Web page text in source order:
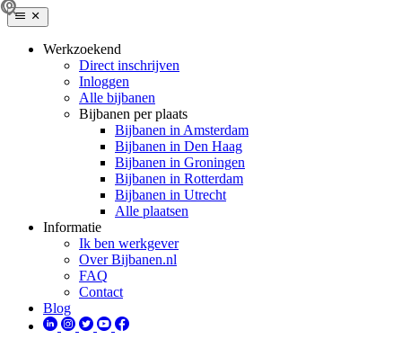
Werkzoekend
Direct inschrijven
Inloggen
Alle bijbanen
Bijbanen per plaats
Bijbanen in Amsterdam
Bijbanen in Den Haag
Bijbanen in Groningen
Bijbanen in Rotterdam
Bijbanen in Utrecht
Alle plaatsen
Informatie
Ik ben werkgever
Over Bijbanen.nl
FAQ
Contact
Blog